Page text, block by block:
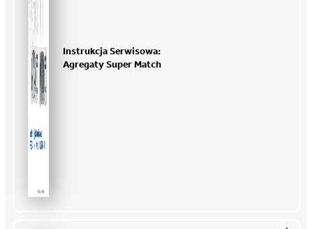
Instrukcja Serwisowa:
Agregaty Super Match